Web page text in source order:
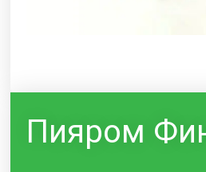
Пияром